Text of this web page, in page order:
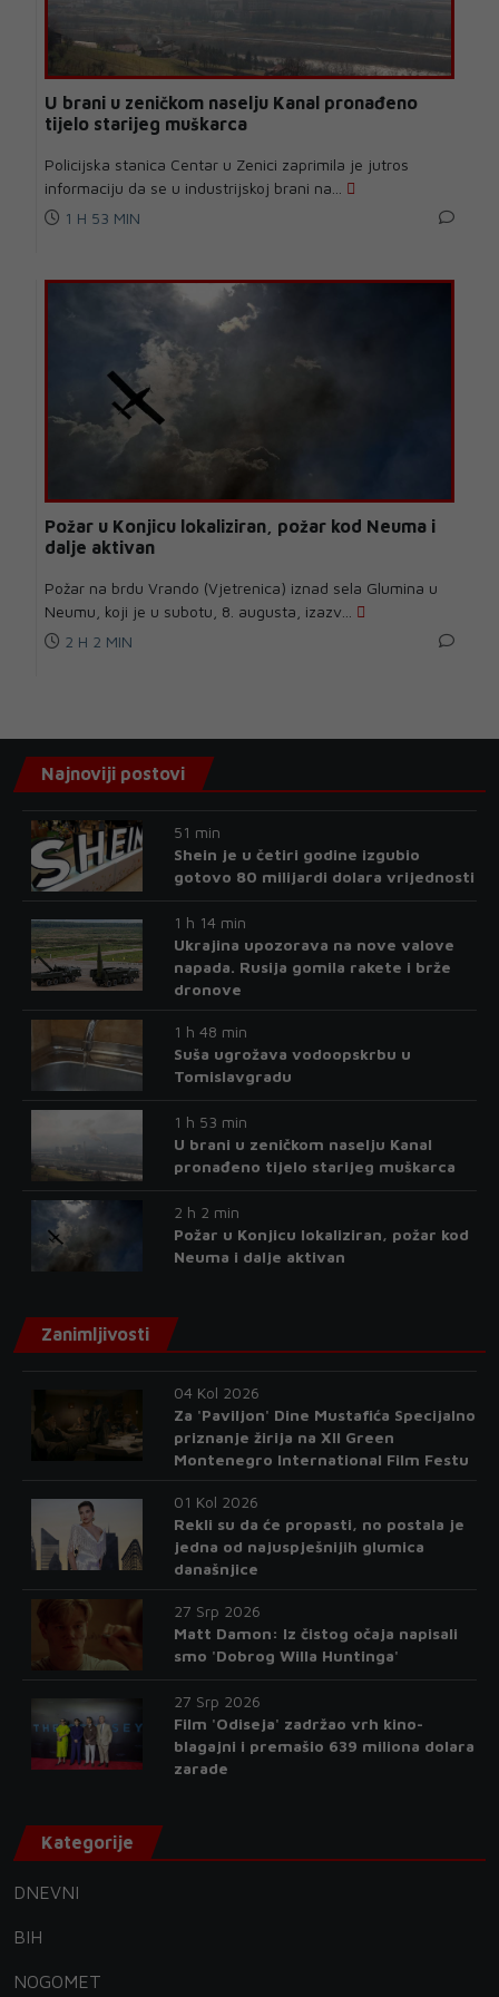
U brani u zeničkom naselju Kanal pronađeno
tijelo starijeg muškarca
Policijska stanica Centar u Zenici zaprimila je jutros
informaciju da se u industrijskoj brani na...
1 H 53 MIN
Požar u Konjicu lokaliziran, požar kod Neuma i
dalje aktivan
Požar na brdu Vrando (Vjetrenica) iznad sela Glumina u
Neumu, koji je u subotu, 8. augusta, izazv...
2 H 2 MIN
Najnoviji postovi
51 min
Shein je u četiri godine izgubio
gotovo 80 milijardi dolara vrijednosti
1 h 14 min
Ukrajina upozorava na nove valove
napada. Rusija gomila rakete i brže
dronove
1 h 48 min
Suša ugrožava vodoopskrbu u
Tomislavgradu
1 h 53 min
U brani u zeničkom naselju Kanal
pronađeno tijelo starijeg muškarca
2 h 2 min
Požar u Konjicu lokaliziran, požar kod
Neuma i dalje aktivan
Zanimljivosti
04 Kol 2026
Za 'Paviljon' Dine Mustafića Specijalno
priznanje žirija na XII Green
Montenegro International Film Festu
01 Kol 2026
Rekli su da će propasti, no postala je
jedna od najuspješnijih glumica
današnjice
27 Srp 2026
Matt Damon: Iz čistog očaja napisali
smo 'Dobrog Willa Huntinga'
27 Srp 2026
Film 'Odiseja' zadržao vrh kino-
blagajni i premašio 639 miliona dolara
zarade
Kategorije
DNEVNI
BIH
NOGOMET